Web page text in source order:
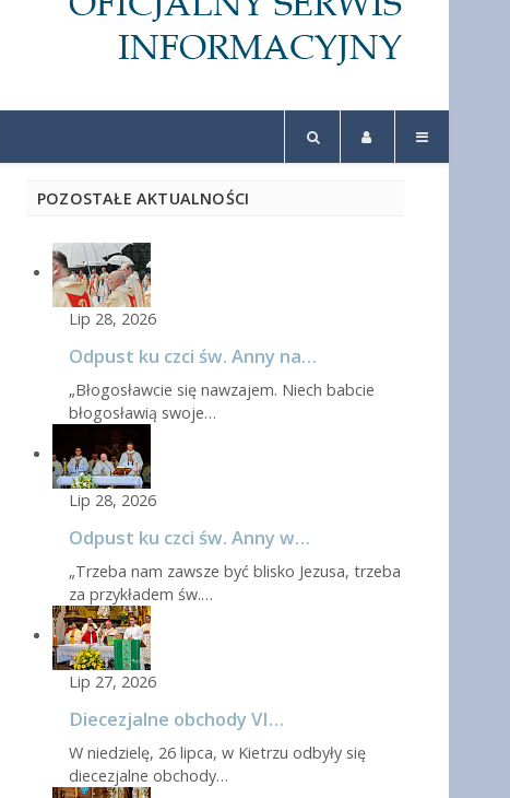
POZOSTAŁE AKTUALNOŚCI
Lip 28, 2026
Odpust ku czci św. Anny na…
„Błogosławcie się nawzajem. Niech babcie
błogosławią swoje…
Lip 28, 2026
Odpust ku czci św. Anny w…
„Trzeba nam zawsze być blisko Jezusa, trzeba
za przykładem św.…
Lip 27, 2026
Diecezjalne obchody VI…
W niedzielę, 26 lipca, w Kietrzu odbyły się
diecezjalne obchody…